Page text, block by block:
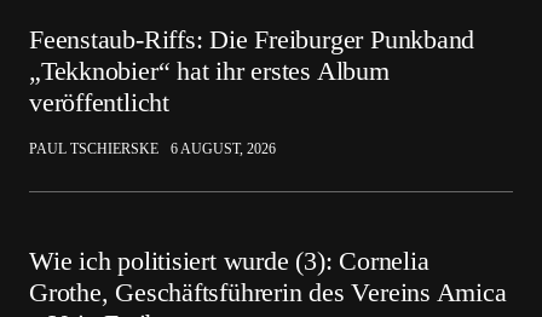
Feenstaub-Riffs: Die Freiburger Punkband
„Tekknobier“ hat ihr erstes Album
veröffentlicht
PAUL TSCHIERSKE 6 AUGUST, 2026
Wie ich politisiert wurde (3): Cornelia
Grothe, Geschäftsführerin des Vereins Amica